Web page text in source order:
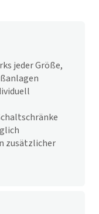
jeder Größe,
zusätzlicher